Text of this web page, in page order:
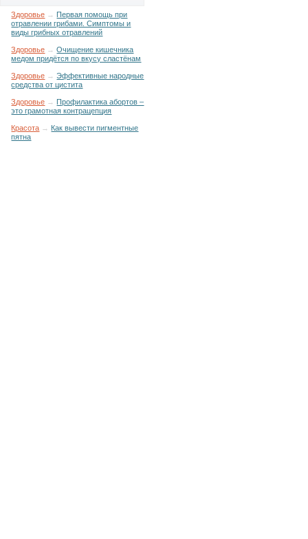
Здоровье → Первая помощь при
отравлении грибами. Симптомы и
виды грибных отравлений
Здоровье →Очищение кишечника
медом придётся по вкусу сластёнам
Здоровье →Эффективные народные
средства от цистита
Здоровье → Профилактика абортов –
это грамотная контрацепция
Красота → Как вывести пигментные
пятна